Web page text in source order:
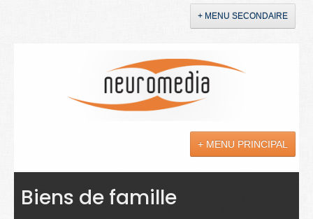
+ MENU SECONDAIRE
+ MENU PRINCIPAL
Actualités
Biens de famille